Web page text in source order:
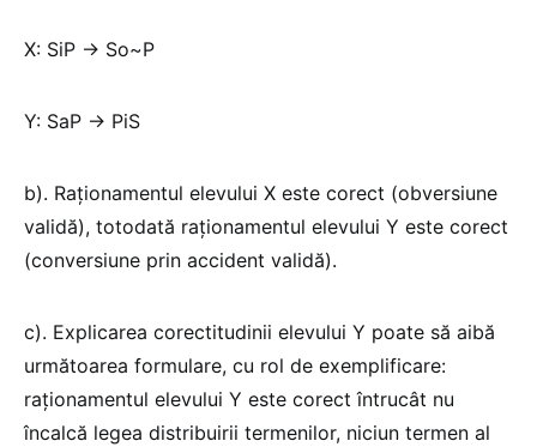
X: SiP → So~P
Y: SaP → PiS
b). Raționamentul elevului X este corect (obversiune
validă), totodată raționamentul elevului Y este corect
(conversiune prin accident validă).
c). Explicarea corectitudinii elevului Y poate să aibă
următoarea formulare, cu rol de exemplificare:
raționamentul elevului Y este corect întrucât nu
încalcă legea distribuirii termenilor, niciun termen al